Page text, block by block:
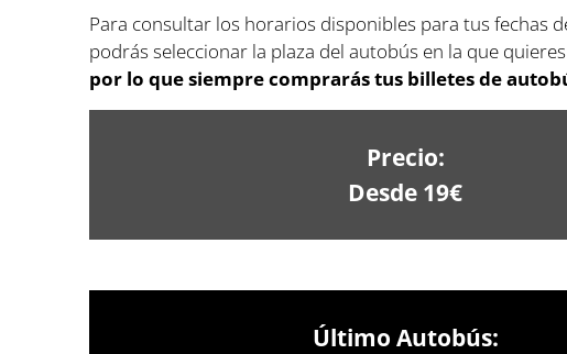
Para consultar los horarios disponibles para tus fechas
podrás seleccionar la plaza del autobús en la que
por lo que siempre comprarás tus billetes de
Precio:
Desde 19€
Último Autobús: